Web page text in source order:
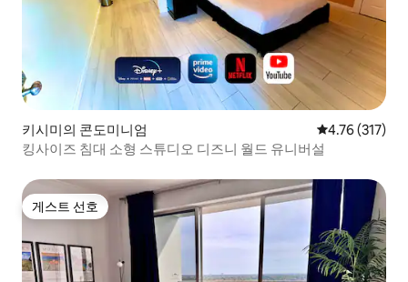
키시미의 콘도미니엄 평점 4.76점(5
4.76 (317)
킹사이즈 침대 소형 스튜디오 디즈니 월드 유니버설
게스트 선호
게스트 선호